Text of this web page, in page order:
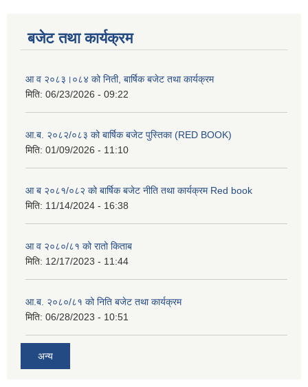
बजेट तथा कार्यक्रम
आ व २०८३।०८४ को निती, बार्षिक बजेट तथा कार्यक्रम
मिति: 06/23/2026 - 09:22
आ.ब. २०८२/०८३ को बार्षिक बजेट पुस्तिका (RED BOOK)
मिति: 01/09/2026 - 11:10
आ ब २०८१/०८२ को बार्षिक बजेट नीति तथा कार्यक्रम Red book
मिति: 11/14/2024 - 16:38
आ व २०८०/८१ को रातो किताब
मिति: 12/17/2023 - 11:44
आ.ब. २०८०/८१ को निति बजेट तथा कार्यक्रम
मिति: 06/28/2023 - 10:51
अन्य